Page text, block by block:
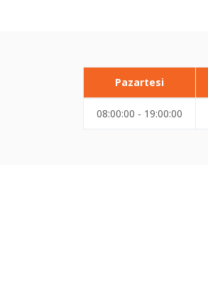
Pazartesi
08:00:00 - 19:00:00